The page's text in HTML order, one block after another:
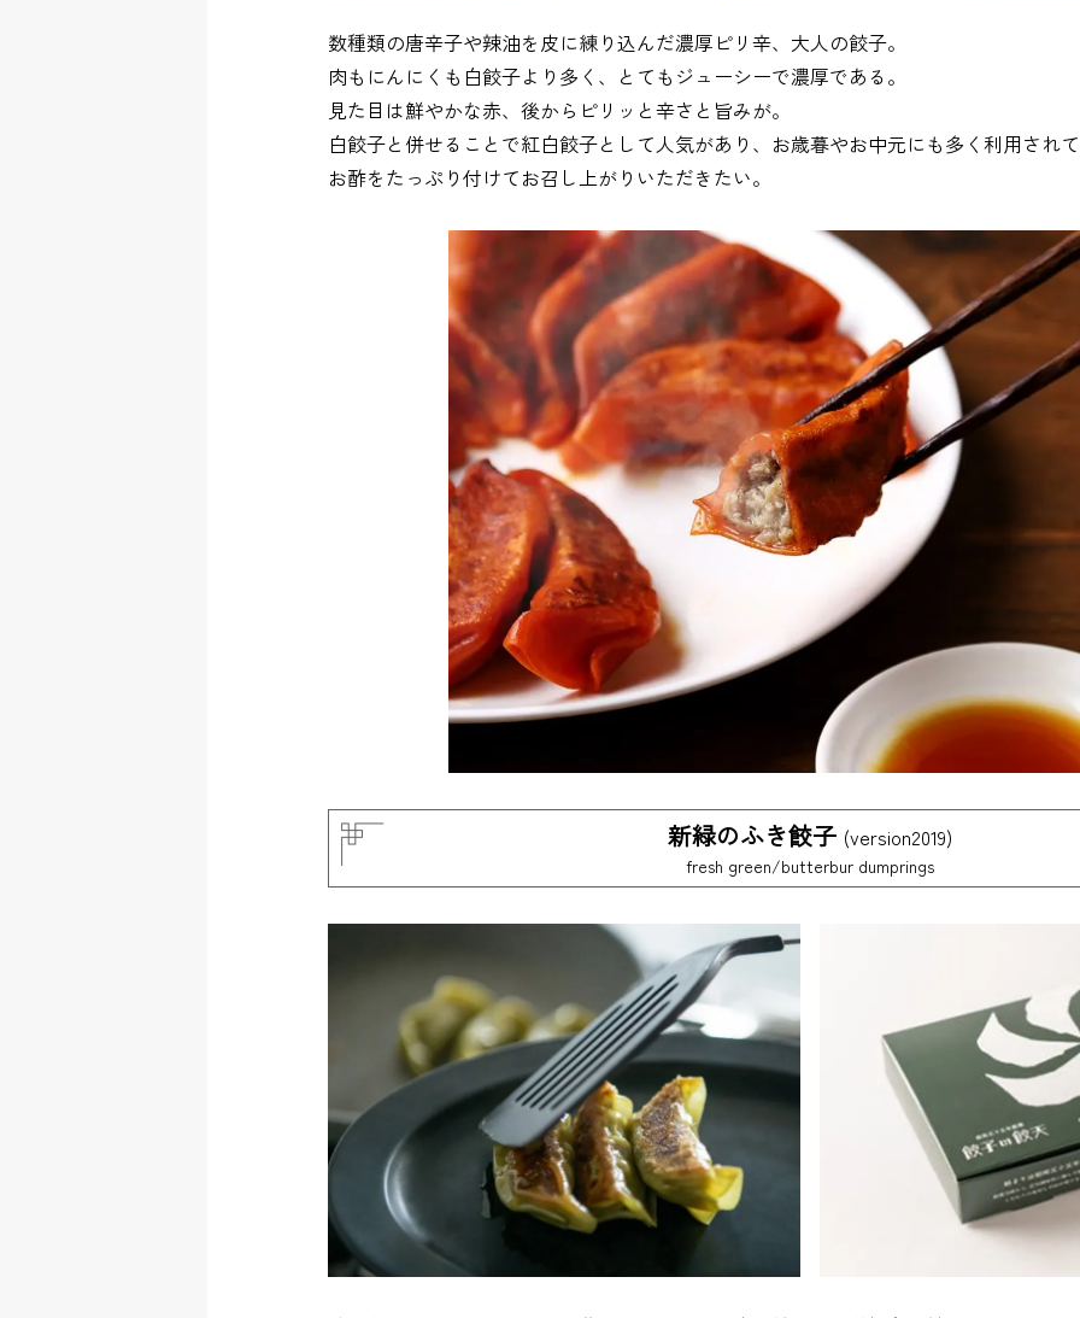
数種類の唐辛子や辣油を皮に練り込んだ濃厚ピリ辛、大人の餃子。
肉もにんにくも白餃子より多く、とてもジューシーで濃厚である。
見た目は鮮やかな赤、後からピリッと辛さと旨みが。
白餃子と併せることで紅白餃子として人気があり、お歳暮やお中元にも多く利用され
お酢をたっぷり付けてお召し上がりいただきたい。
新緑のふき餃子 (version2019)
fresh green/butterbur dumprings